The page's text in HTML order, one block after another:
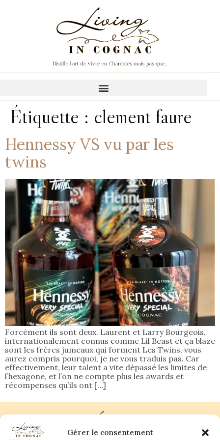
Gérer le consentement
Étiquette : clement faure
Hennessy VS vu par les
twins
Forcément ils sont deux. Laurent et Larry Bourgeois,
internationalement connus comme Lil Beast et ça blaze
sont les frères jumeaux qui forment Les Twins, vous
aurez compris pourquoi, je ne vous traduis pas. Car
effectivement, leur talent a vite dépassé les limites de
l’hexagone, et l’on ne compte plus les awards et
récompenses qu’ils ont […]